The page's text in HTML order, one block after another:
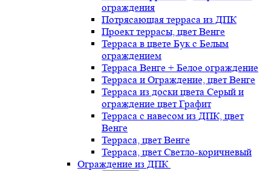
ограждения
Потрясающая терраса из ДПК
Проект террасы, цвет Венге
Терраса в цвете Бук с Белым
ограждением
Терраса Венге + Белое ограждение
Терраса и Ограждение, цвет Венге
Терраса из доски цвета Серый и
ограждение цвет Графит
Терраса с навесом из ДПК, цвет
Венге
Терраса, цвет Венге
Терраса, цвет Светло-коричневый
Ограждение из ДПК